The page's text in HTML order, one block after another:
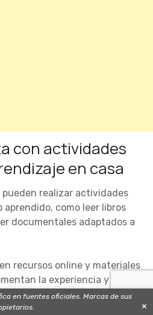
con actividades
en casa
pueden realizar actividades
aprendido, como leer libros
documentales adaptados a
recursos online y materiales
la experiencia y
mejor la historia.
en fuentes oficiales. Marcas de sus
×